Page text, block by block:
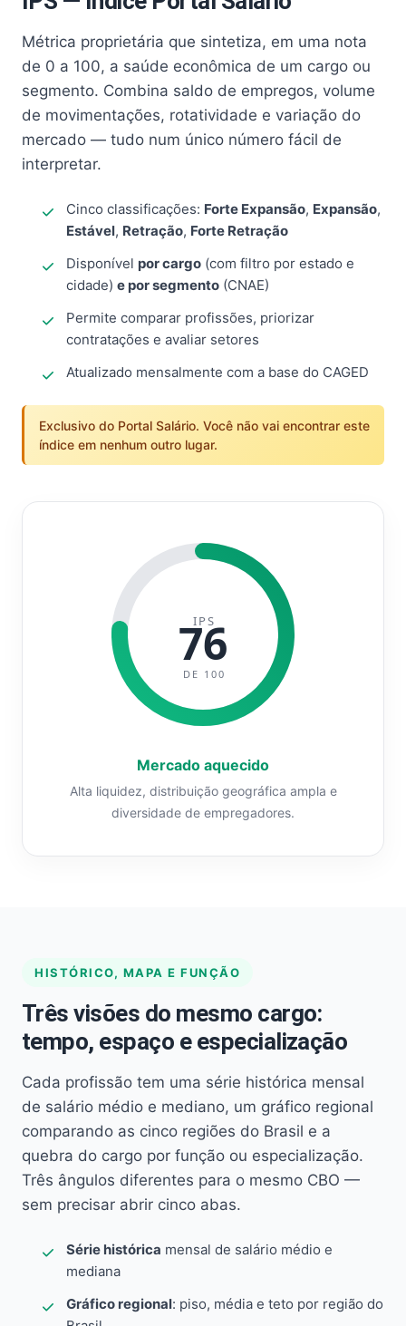
Métrica proprietária que sintetiza, em uma nota
de 0 a 100, a saúde econômica de um cargo ou
segmento. Combina saldo de empregos, volume
de movimentações, rotatividade e variação do
mercado — tudo num único número fácil de
interpretar.
Cinco classificações: Forte Expansão, Expansão,
Estável, Retração, Forte Retração
Disponível por cargo (com filtro por estado e
cidade) e por segmento (CNAE)
Permite comparar profissões, priorizar
contratações e avaliar setores
Atualizado mensalmente com a base do CAGED
Exclusivo do Portal Salário. Você não vai encontrar este
índice em nenhum outro lugar.
IPS
76
DE 100
Mercado aquecido
Alta liquidez, distribuição geográfica ampla e
diversidade de empregadores.
HISTÓRICO, MAPA E FUNÇÃO
Três visões do mesmo cargo:
tempo, espaço e especialização
Cada profissão tem uma série histórica mensal
de salário médio e mediano, um gráfico regional
comparando as cinco regiões do Brasil e a
quebra do cargo por função ou especialização.
Três ângulos diferentes para o mesmo CBO —
sem precisar abrir cinco abas.
Série histórica mensal de salário médio e
mediana
Gráfico regional: piso, média e teto por região do